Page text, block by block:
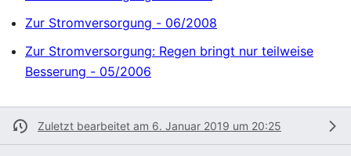
Zur Stromversorgung - 06/2008
Zur Stromversorgung: Regen bringt nur teilweise
Besserung - 05/2006
Zuletzt bearbeitet am 6. Januar 2019 um 20:25